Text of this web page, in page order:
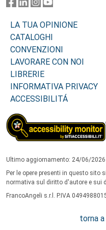
LA TUA OPINIONE
CATALOGHI
CONVENZIONI
LAVORARE CON NOI
LIBRERIE
INFORMATIVA PRIVACY
ACCESSIBILITÁ
Ultimo aggiornamento: 24/06/2026
Per le opere presenti in questo
normativa sul diritto d'autore e sui
FrancoAngeli s.r.l. P.IVA
torna a